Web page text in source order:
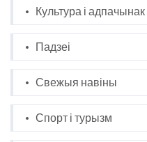
Культура і адпачынак
Падзеі
Свежыя навіны
Спорт і турызм